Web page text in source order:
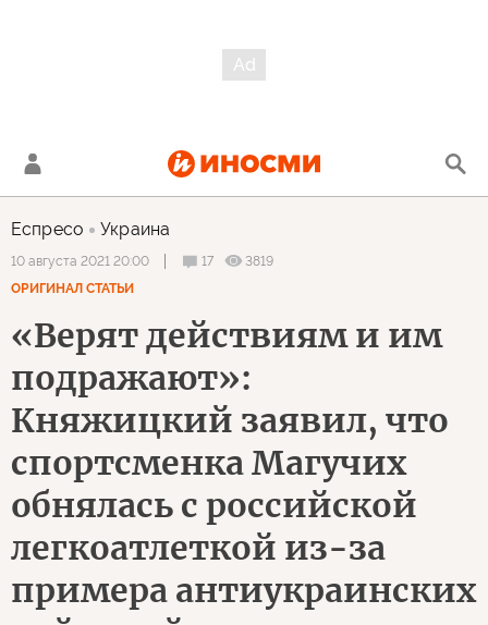
Еспресо Украина
10 августа 2021 20:00 17
3819
ОРИГИНАЛ СТАТЬИ
«Верят действиям и им
подражают»:
Княжицкий заявил, что
спортсменка Магучих
обнялась с российской
легкоатлеткой из-за
примера антиукраинских